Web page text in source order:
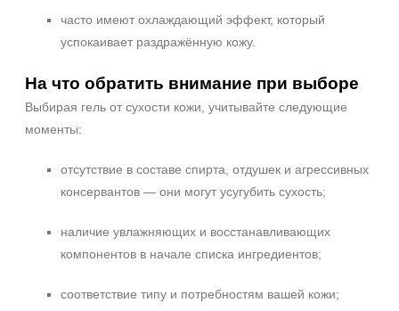
часто имеют охлаждающий эффект, который
успокаивает раздражённую кожу.
На что обратить внимание при выборе
Выбирая гель от сухости кожи, учитывайте следующие
моменты:
отсутствие в составе спирта, отдушек и агрессивных
консервантов — они могут усугубить сухость;
наличие увлажняющих и восстанавливающих
компонентов в начале списка ингредиентов;
соответствие типу и потребностям вашей кожи;